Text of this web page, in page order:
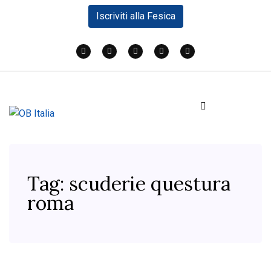
Iscriviti alla Fesica
Tag: scuderie questura
roma